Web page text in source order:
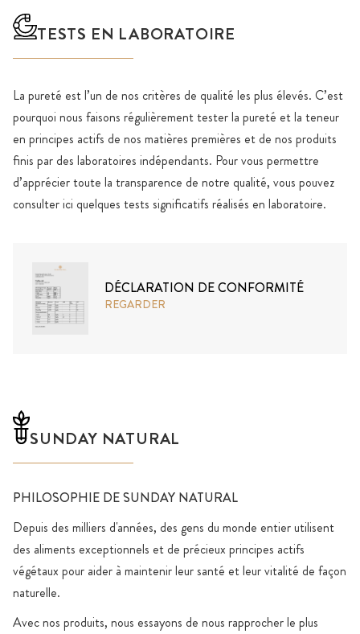
TESTS EN LABORATOIRE
La pureté est l’un de nos critères de qualité les plus élevés. C’est
pourquoi nous faisons régulièrement tester la pureté et la teneur
en principes actifs de nos matières premières et de nos produits
finis par des laboratoires indépendants. Pour vous permettre
d’apprécier toute la transparence de notre qualité, vous pouvez
consulter ici quelques tests significatifs réalisés en laboratoire.
DÉCLARATION DE CONFORMITÉ
REGARDER
SUNDAY NATURAL
PHILOSOPHIE DE SUNDAY NATURAL
Depuis des milliers d'années, des gens du monde entier utilisent
des aliments exceptionnels et de précieux principes actifs
végétaux pour aider à maintenir leur santé et leur vitalité de façon
naturelle.
Avec nos produits, nous essayons de nous rapprocher le plus